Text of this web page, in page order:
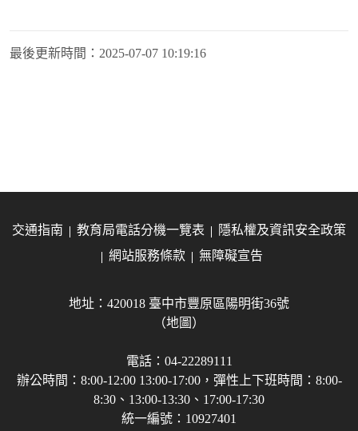
最後更新時間： 2025-07-07 10:19:16
交通指南 教育局電話分機一覽表
隱私權及資訊安全政策
網站服務條款
無障礙宣告
地址：420018 臺中市豐原區陽明街36號
（地圖）
電話：04-22289111
辦公時間：8:00-12:00 13:00-17:00，彈性上下班時間：8:00-
8:30、13:00-13:30、17:00-17:30
統一編號：10927401